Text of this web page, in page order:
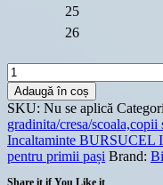
25
26
Cantitate
Sandale
Biomecanics
BAREFOOT
Little
Princess
Adaugă în coș
SKU: Nu se aplică
gradinita/cresa/scoala,copii
Incaltaminte BURSUCEL
pentru primii pași Brand:
Share it if You Like it